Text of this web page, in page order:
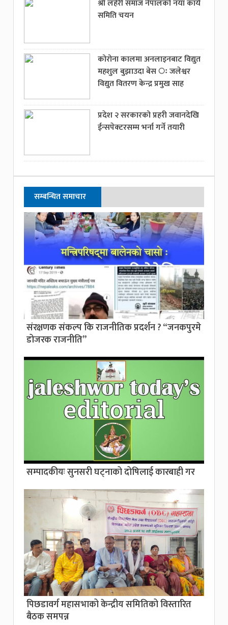
श्री लहेरी समाज नेपालको नयां कार्य
समिति चयन
कोरोना कालमा अनलाइनबाट विद्युत
महशुल बुझाउदा बेस ः जलेश्वर
विद्युत वितरण केन्द्र प्रमुख साह
प्रदेश २ सरकारको प्रहरी जवानदेखि
ईन्सपेक्टरसम्म भर्ना गर्ने तयारी
सम्बन्धित समाचार
संरक्षणक संकल्प कि राजनीतिक प्रदर्शन ? “जनकपुरमे
डोजरक राजनीति”
सम्पादकीयः सुनसरी घट्नाको दोषिलाई कारबाही गर
पिछडावर्ग महासभाको केन्द्रीय समितिको विस्तारित
बैठक समपन्न